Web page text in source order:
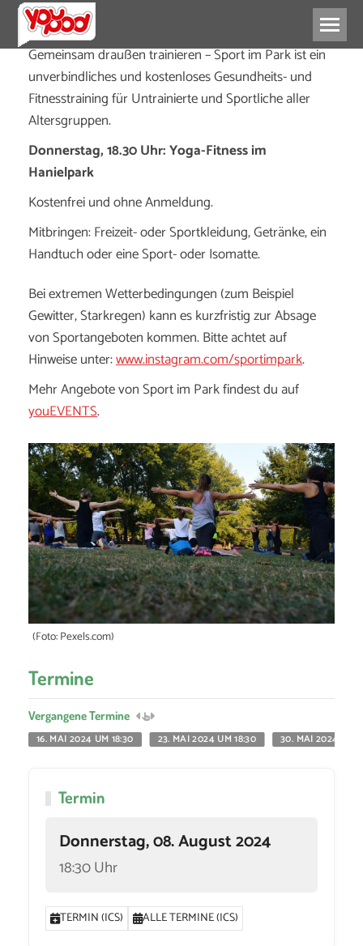
Gemeinsam draußen trainieren – Sport im Park ist ein
unverbindliches und kostenloses Gesundheits- und
Fitnesstraining für Untrainierte und Sportliche aller
Altersgruppen.
Donnerstag, 18.30 Uhr: Yoga-Fitness im
Hanielpark
Kostenfrei und ohne Anmeldung.
Mitbringen: Freizeit- oder Sportkleidung, Getränke, ein
Handtuch oder eine Sport- oder Isomatte.
Bei extremen Wetterbedingungen (zum Beispiel
Gewitter, Starkregen) kann es kurzfristig zur Absage
von Sportangeboten kommen. Bitte achtet auf
Hinweise unter:www.instagram.com/sportimpark.
Mehr Angebote von Sport im Park findest du auf
youEVENTS.
(Foto: Pexels.com)
Termine
Vergangene Termine
16. MAI 2024 UM 18:30
23. MAI 2024 UM 18:30 30. MAI 2024 UM
Termin
Donnerstag, 08. August 2024
18:30 Uhr
TERMIN (ICS) ALLE TERMINE (ICS)